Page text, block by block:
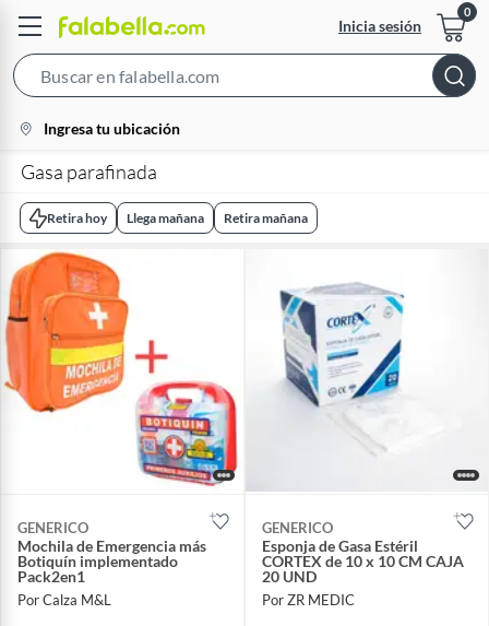
Inicia sesión
Bar
location-
icon
Ingresa tu ubicación
Gasa parafinada
Retira hoy Llega mañana Retira mañana
GENERICO
Mochila de Emergencia más
Botiquín implementado
Pack2en1
Por Calza M&L
GENERICO
Esponja de Gasa Estéril
CORTEX de 10 x 10 CM CAJA
20 UND
Por ZR MEDIC